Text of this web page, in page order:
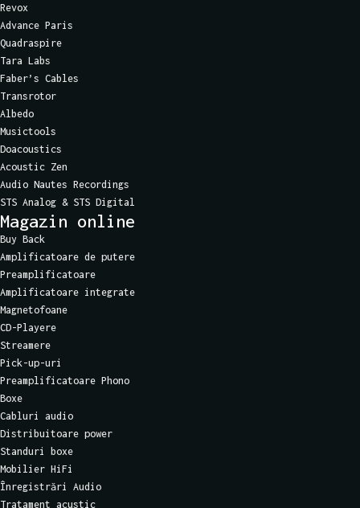
Revox
Advance Paris
Quadraspire
Tara Labs
Faber’s Cables
Transrotor
Albedo
Musictools
Doacoustics
Acoustic Zen
Audio Nautes Recordings
STS Analog & STS Digital
Magazin online
Buy Back
Amplificatoare de putere
Preamplificatoare
Amplificatoare integrate
Magnetofoane
CD-Playere
Streamere
Pick-up-uri
Preamplificatoare Phono
Boxe
Cabluri audio
Distribuitoare power
Standuri boxe
Mobilier HiFi
Înregistrări Audio
Tratament acustic